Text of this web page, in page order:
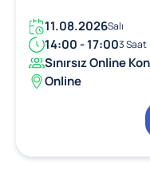
11.08.2026Salı
14:00 - 17:003 Saat
Sınırsız Online
Online